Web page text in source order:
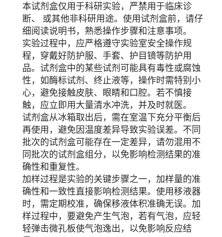
本试剂盒仅用于科研实验，严禁用于临床诊
断、 或其他非科研用途。使用试剂盒前，请仔
细阅读说明书，熟悉操作步骤和注意事项。
实验过程中，应严格遵守实验室安全操作规
程，穿戴好防护服、手套、护目镜等防护用
品。试剂盒中的某些试剂可能具有毒性或腐蚀
性，如酶标试剂、终止液等，操作时需特别小
心，避免接触皮肤、眼睛和口腔。若不慎接
触，应立即用大量清水冲洗，并及时就医。
试剂盒从冰箱取出后，需在室温下充分平衡后
再使用，避免因温度差异导致实验误差。不同
批次的试剂盒可能存在一定差异，请勿混用不
同批次的试剂盒组分，以免影响检测结果的准
确性和重复性。
加样过程是实验的关键步骤之一，加样量的准
确性和一致性直接影响检测结果。使用移液器
时，需定期校准，确保移液体积准确无误。加
样过程中，要避免产生气泡，若有气泡，应轻
轻弹击微孔板使气泡逸出，以免影响反应结